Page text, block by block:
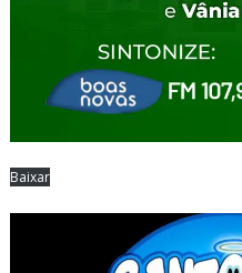
Baixar